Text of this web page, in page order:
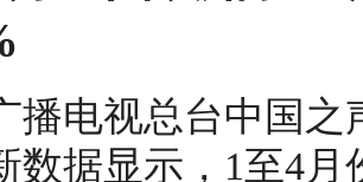
播电视总台中国
数据显示，1至4月